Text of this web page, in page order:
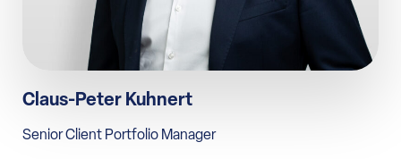
Claus-Peter Kuhnert
Senior Client Portfolio Manager